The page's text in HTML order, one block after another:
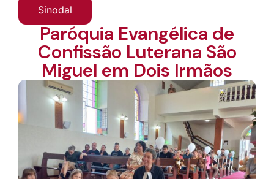
Sinodal
Paróquia Evangélica de
Confissão Luterana São
Miguel em Dois Irmãos